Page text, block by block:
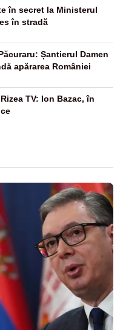
în secret la Ministerul
în stradă
Șantierul Damen
apărarea României
TV: Ion Bazac, în